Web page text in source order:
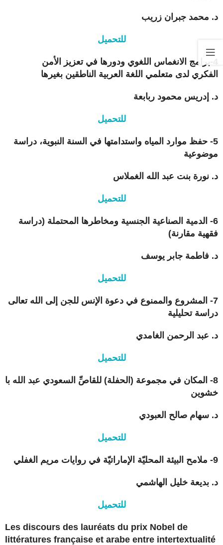
د. محمد جبران زريب
للتحميل
برامج الانغماس اللغوي ودورها في تعزيز الأمن
الفكري لدى متعلمي اللغة العربية الناطقين بغيرها
د. إدريس محمود ربابعة
للتحميل
5- حفظ موارد المياه واستدامتها في السنة النبوية، دراسة
موضوعية
د. نورة بنت عبد الله الغملاس
للتحميل
6- الدمية الصناعية الجنسية ومخاطرها المحتملة (دراسة
فقهية مقارنة)
د. فاطمة جابر يوسف
للتحميل
7- المشروع والممنوع في دعوة الإنس للجن إلى الله تعالى
دراسة تحليلية
د. عبد الرحمن الغامدي
للتحميل
8- المكان في مجموعة (الحفلة) للقاصِّ السعودي عبد الله با
خشوين
د. سهام صالح العبودي
للتحميل
9- ملامح البيئة المحليّة الإماراتيّة في روايات مريم الغفلي
د. بديعة خليل الهاشمي
للتحميل
Les discours des lauréats du prix Nobel de
littératures française et arabe entre intertextualité